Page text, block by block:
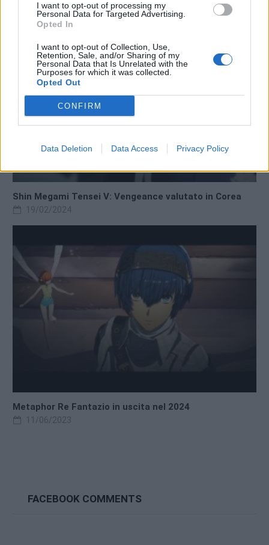
I want to opt-out of processing my
Personal Data for Targeted Advertising.
Opted In
I want to opt-out of Collection, Use,
Retention, Sale, and/or Sharing of my
Personal Data that Is Unrelated with the
Purposes for which it was collected.
Opted Out
CONFIRM
Data Deletion Data Access Privacy Policy
Shin Megami Tensei V: Vengeance valutato in Corea
19/02/2024
Metaphor Re Fantazio in uscita nel 2024
11/06/2023
FACEBOOK COMMENTS